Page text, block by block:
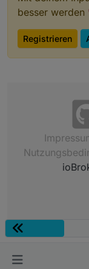
besser werden
Registrieren